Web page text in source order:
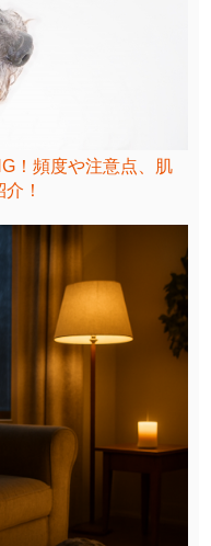
！頻度や注意点、肌
！